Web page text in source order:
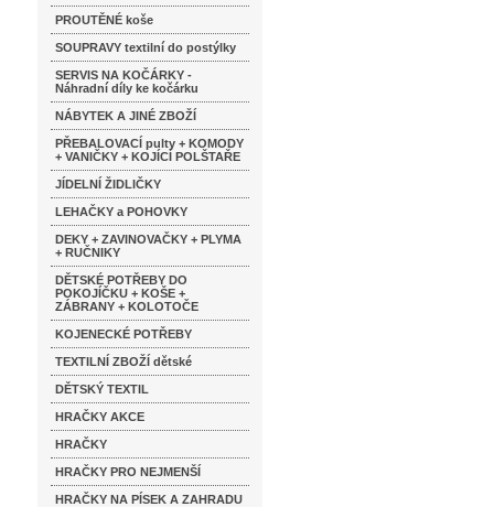
PROUTĚNÉ koše
SOUPRAVY textilní do postýlky
SERVIS NA KOČÁRKY -
Náhradní díly ke kočárku
NÁBYTEK A JINÉ ZBOŽÍ
PŘEBALOVACÍ pulty + KOMODY
+ VANIČKY + KOJÍCÍ POLŠTAŘE
JÍDELNÍ ŽIDLIČKY
LEHAČKY a POHOVKY
DEKY + ZAVINOVAČKY + PLYMA
+ RUČNIKY
DĚTSKÉ POTŘEBY DO
POKOJÍČKU + KOŠE +
ZÁBRANY + KOLOTOČE
KOJENECKÉ POTŘEBY
TEXTILNÍ ZBOŽÍ dětské
DĚTSKÝ TEXTIL
HRAČKY AKCE
HRAČKY
HRAČKY PRO NEJMENŠÍ
HRAČKY NA PÍSEK A ZAHRADU